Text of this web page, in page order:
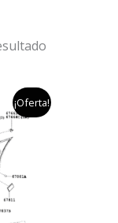
¡Oferta!
el
precio